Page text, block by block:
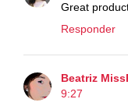
Great
Responder
Beatriz
9:27